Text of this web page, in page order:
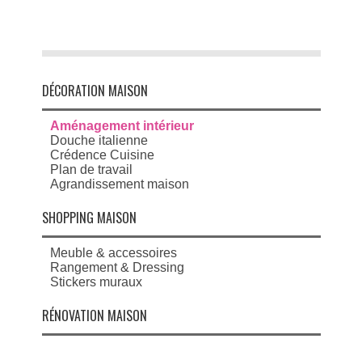
DÉCORATION MAISON
Aménagement intérieur
Douche italienne
Crédence Cuisine
Plan de travail
Agrandissement maison
SHOPPING MAISON
Meuble & accessoires
Rangement & Dressing
Stickers muraux
RÉNOVATION MAISON